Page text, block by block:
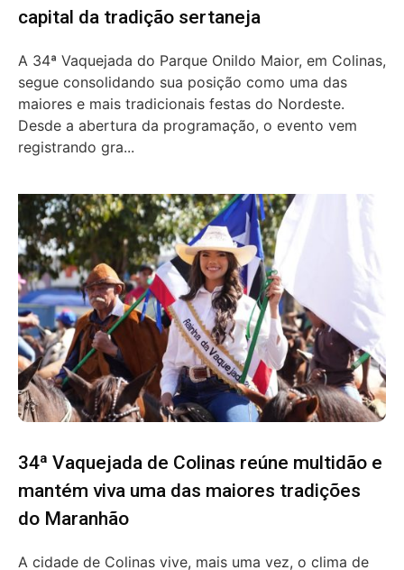
capital da tradição sertaneja
A 34ª Vaquejada do Parque Onildo Maior, em Colinas,
segue consolidando sua posição como uma das
maiores e mais tradicionais festas do Nordeste.
Desde a abertura da programação, o evento vem
registrando gra...
34ª Vaquejada de Colinas reúne multidão e
mantém viva uma das maiores tradições
do Maranhão
A cidade de Colinas vive, mais uma vez, o clima de